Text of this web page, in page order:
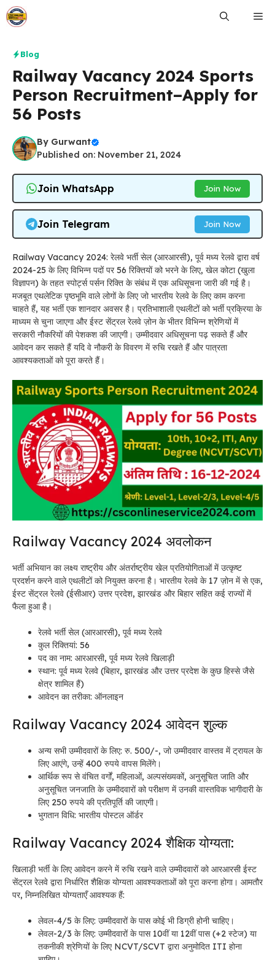
Skip
to
Blog
Railway Vacancy 2024 Sports
Person Recruitment–Apply for
56 Posts
By Gurwant
Published on: November 21, 2024
Join WhatsApp Join Now
Join Telegram Join Now
Railway Vacancy 2024: रेलवे भर्ती सेल (आरआरसी), पूर्व मध्य रेलवे द्वारा वर्ष
2024-25 के लिए विभिन्न पदों पर 56 रिक्तियों को भरने के लिए, खेल कोटा (खुला
विज्ञापन) के तहत स्पोर्ट्स पर्सन रिक्ति के संबंध में एक अधिसूचना जारी की गई है।
मजबूत एथलेटिक पृष्ठभूमि वाले लोगों के लिए जो भारतीय रेलवे के लिए काम करना
चाहते हैं, यह भर्ती एक शानदार अवसर है। प्रतिभाशाली एथलीटों को भर्ती प्रक्रिया के
माध्यम से चुना जाएगा और ईस्ट सेंट्रल रेलवे ज़ोन के भीतर विभिन्न श्रेणियों में
सरकारी नौकरियों की पेशकश की जाएगी। उम्मीदवार अधिसूचना पढ़ सकते हैं और
आवेदन कर सकते हैं यदि वे नौकरी के विवरण में रुचि रखते हैं और पात्रता
आवश्यकताओं को पूरा करते हैं।
Railway Vacancy 2024 अवलोकन
भर्ती अभियान का लक्ष्य राष्ट्रीय और अंतर्राष्ट्रीय खेल प्रतियोगिताओं में उत्कृष्ट
प्रदर्शन करने वाले एथलीटों को नियुक्त करना है। भारतीय रेलवे के 17 ज़ोन में से एक,
ईस्ट सेंट्रल रेलवे (ईसीआर) उत्तर प्रदेश, झारखंड और बिहार सहित कई राज्यों में
फैला हुआ है।
रेलवे भर्ती सेल (आरआरसी), पूर्व मध्य रेलवे
कुल रिक्तियां: 56
पद का नाम: आरआरसी, पूर्व मध्य रेलवे खिलाड़ी
स्थान: पूर्व मध्य रेलवे (बिहार, झारखंड और उत्तर प्रदेश के कुछ हिस्से जैसे
क्षेत्र शामिल हैं)
आवेदन का तरीका: ऑनलाइन
Railway Vacancy 2024 आवेदन शुल्क
अन्य सभी उम्मीदवारों के लिए: रु. 500/-, जो उम्मीदवार वास्तव में ट्रायल के
लिए आएंगे, उन्हें 400 रुपये वापस मिलेंगे।
आर्थिक रूप से वंचित वर्गों, महिलाओं, अल्पसंख्यकों, अनुसूचित जाति और
अनुसूचित जनजाति के उम्मीदवारों को परीक्षण में उनकी वास्तविक भागीदारी के
लिए 250 रुपये की प्रतिपूर्ति की जाएगी।
भुगतान विधि: भारतीय पोस्टल ऑर्डर
Railway Vacancy 2024शैक्षिक योग्यता:
खिलाड़ी भर्ती के लिए आवेदन करने में रुचि रखने वाले उम्मीदवारों को आरआरसी ईस्ट
सेंट्रल रेलवे द्वारा निर्धारित शैक्षिक योग्यता आवश्यकताओं को पूरा करना होगा। आमतौर
पर, निम्नलिखित योग्यताएँ आवश्यक हैं:
लेवल-4/5 के लिए: उम्मीदवारों के पास कोई भी डिग्री होनी चाहिए।
लेवल-2/3 के लिए: उम्मीदवारों के पास 10वीं या 12वीं पास (+2 स्टेज) या
तकनीकी श्रेणियों के लिए NCVT/SCVT द्वारा अनुमोदित ITI होना